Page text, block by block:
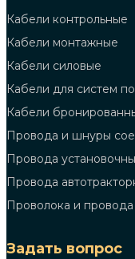
Кабели контрольные
Кабели монтажные
Кабели силовые
Кабели для систем
Кабели
Провода и шнуры
Провода
Провода
Проволока и
Задать вопрос